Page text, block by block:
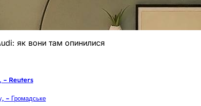
як вони там опинилися
– Reuters
– Громадське